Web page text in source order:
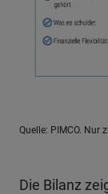
Quelle: PIMCO. Nur
Die Bilanz